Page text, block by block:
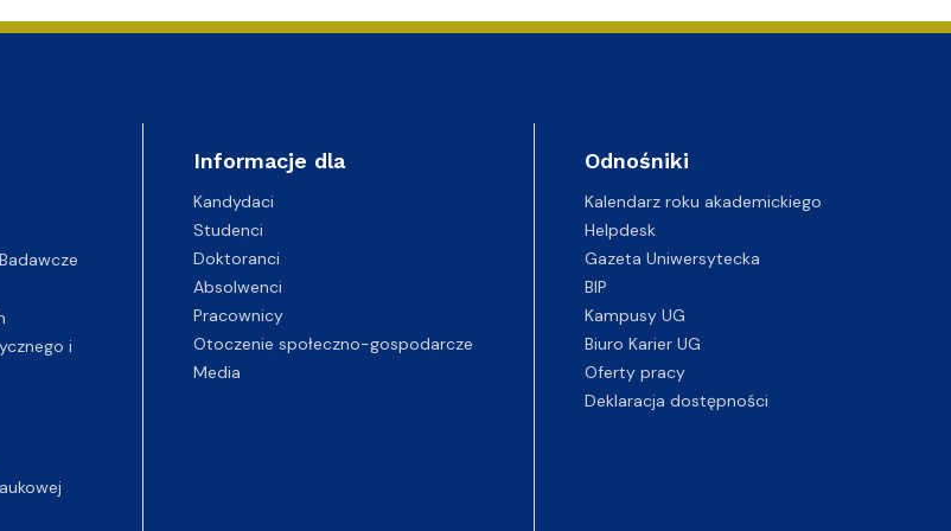
i
Informacje dla
Kandydaci
Studenci
Doktoranci
Absolwenci
Pracownicy
Otoczenie społeczno-gospodarcze
Media
Odnośniki
Kalendarz roku akademickiego
Helpdesk
Gazeta Uniwersytecka
BIP
Kampusy UG
Biuro Karier UG
Oferty pracy
Deklaracja dostępności